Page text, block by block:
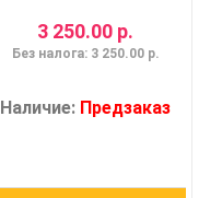
3 250.00 р.
Без налога: 3 250.00 р.
Наличие: Предзаказ